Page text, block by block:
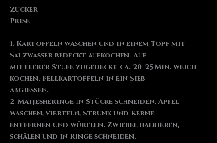
Zucker
Prise
1. Kartoffeln waschen und in einem Topf mit
Salzwasser bedeckt aufkochen. Auf
mittlerer Stufe zugedeckt ca. 20–25 Min. weich
kochen. Pellkartoffeln in ein Sieb
abgießen.
2. Matjesheringe in Stücke schneiden. Apfel
waschen, vierteln, Strunk und Kerne
entfernen und würfeln. Zwiebel halbieren,
schälen und in Ringe schneiden.